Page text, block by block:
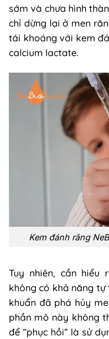
sớm và chưa hình
chỉ dừng lại ở men
tái khoáng với kem
calcium lactate.
Kem đánh răng
Tuy nhiên, cần hiểu
không có khả năng
khuẩn đã phá hủy
phần mô này không
để “phục hồi” là sử